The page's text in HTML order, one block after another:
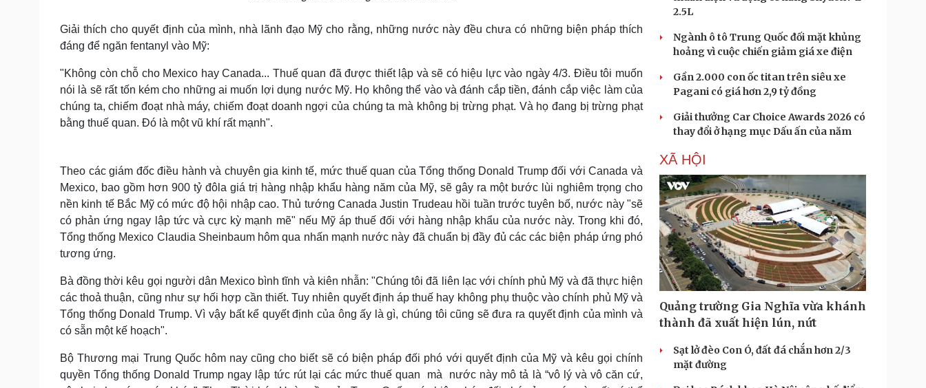
Giải thích cho quyết định của mình, nhà lãnh đạo Mỹ cho rằng, những nước này đều chưa có những biện pháp thích
đáng để ngăn fentanyl vào Mỹ:
"Không còn chỗ cho Mexico hay Canada... Thuế quan đã được thiết lập và sẽ có hiệu lực vào ngày 4/3. Điều tôi muốn
nói là sẽ rất tốn kém cho những ai muốn lợi dụng nước Mỹ. Họ không thể vào và đánh cắp tiền, đánh cắp việc làm của
chúng ta, chiếm đoạt nhà máy, chiếm đoạt doanh ngợi của chúng ta mà không bị trừng phạt. Và họ đang bị trừng phạt
bằng thuế quan. Đó là một vũ khí rất mạnh".
Theo các giám đốc điều hành và chuyên gia kinh tế, mức thuế quan của Tổng thống Donald Trump đối với Canada và
Mexico, bao gồm hơn 900 tỷ đôla giá trị hàng nhập khẩu hàng năm của Mỹ, sẽ gây ra một bước lùi nghiêm trọng cho
nền kinh tế Bắc Mỹ có mức độ hội nhập cao. Thủ tướng Canada Justin Trudeau hồi tuần trước tuyên bố, nước này "sẽ
có phản ứng ngay lập tức và cực kỳ mạnh mẽ" nếu Mỹ áp thuế đối với hàng nhập khẩu của nước này. Trong khi đó,
Tổng thống Mexico Claudia Sheinbaum hôm qua nhấn mạnh nước này đã chuẩn bị đầy đủ các các biện pháp ứng phó
tương ứng.
Bà đồng thời kêu gọi người dân Mexico bình tĩnh và kiên nhẫn: "Chúng tôi đã liên lạc với chính phủ Mỹ và đã thực hiện
các thoả thuận, cũng như sự hối hợp cần thiết. Tuy nhiên quyết định áp thuế hay không phụ thuộc vào chính phủ Mỹ và
Tổng thống Donald Trump. Vì vậy bất kể quyết định của ông ấy là gì, chúng tôi cũng sẽ đưa ra quyết định của mình và
có sẵn một kế hoạch".
Bộ Thương mại Trung Quốc hôm nay cũng cho biết sẽ có biện pháp đối phó với quyết định của Mỹ và kêu gọi chính
quyền Tổng thống Donald Trump ngay lập tức rút lại các mức thuế quan mà nước này mô tả là “vô lý và vô căn cứ,
2.5L
Ngành ô tô Trung Quốc đối mặt khủng
hoảng vì cuộc chiến giảm giá xe điện
Gần 2.000 con ốc titan trên siêu xe
Pagani có giá hơn 2,9 tỷ đồng
Giải thưởng Car Choice Awards 2026 có
thay đổi ở hạng mục Dấu ấn của năm
XÃ HỘI
Quảng trường Gia Nghĩa vừa khánh
thành đã xuất hiện lún, nứt
Sạt lở đèo Con Ó, đất đá chắn hơn 2/3
mặt đường